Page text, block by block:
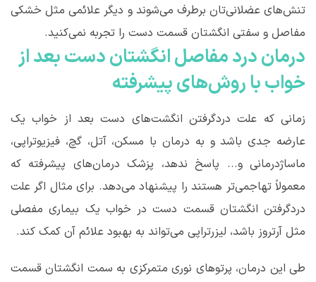
تنش‌های عضلانی‌تان برطرف می‌شوند و دیگر علائمی مثل خشکی
مفاصل و سفتی انگشتان قسمت دست را تجربه نمی‌کنید.
درمان درد مفاصل انگشتان دست بعد از
خواب با روش‌های پیشرفته
زمانی که علت دردگرفتن انگشت‌های دست بعد از خواب یک
عارضه جدی باشد و به درمان با مسکن، آتل، گچ، فیزیوتراپی،
ماساژدرمانی و... پاسخ ندهد، پزشک درمان‌های پیشرفته که
معمولاً تهاجمی‌تر هستند را پیشنهاد می‌دهد. برای مثال اگر علت
دردگرفتن انگشتان قسمت دست در خواب یک بیماری مفصلی
مثل آرتروز باشد، لیزرتراپی می‌تواند به بهبود علائم آن کمک کند.
طی این درمان، پرتوهای نوری متمرکزی به سمت انگشتان قسمت